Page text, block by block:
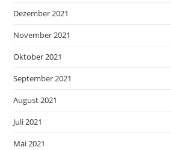
Dezember 2021
November 2021
Oktober 2021
September 2021
August 2021
Juli 2021
Mai 2021